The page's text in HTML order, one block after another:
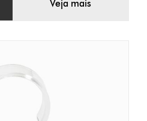
Veja mais